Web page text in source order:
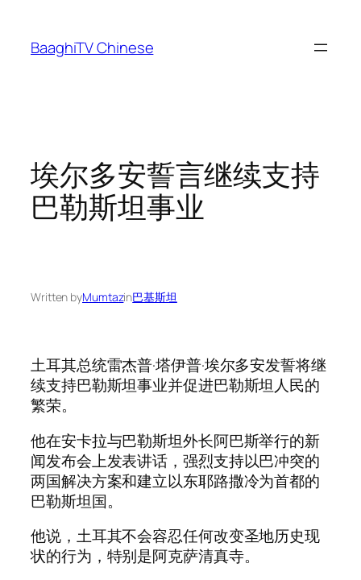
content
BaaghiTV Chinese
埃尔多安誓言继续支持
巴勒斯坦事业
Written byMumtazin巴基斯坦
土耳其总统雷杰普·塔伊普·埃尔多安发誓将继
续支持巴勒斯坦事业并促进巴勒斯坦人民的
繁荣。
他在安卡拉与巴勒斯坦外长阿巴斯举行的新
闻发布会上发表讲话，强烈支持以巴冲突的
两国解决方案和建立以东耶路撒冷为首都的
巴勒斯坦国。
他说，土耳其不会容忍任何改变圣地历史现
状的行为，特别是阿克萨清真寺。